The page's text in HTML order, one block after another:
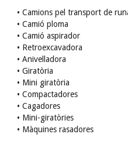
• Camions pel transport de
• Camió ploma
• Camió aspirador
• Retroexcavadora
• Anivelladora
• Giratòria
• Mini giratòria
• Compactadores
• Cagadores
• Mini-giratòries
• Màquines rasadores